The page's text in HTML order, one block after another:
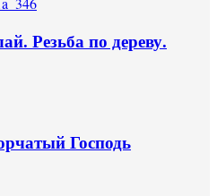
Резьба по дереву.
Господь